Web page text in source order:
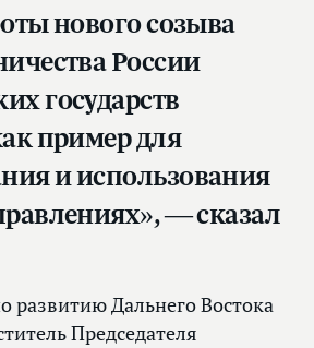
нового созыва
России
государств
пример для
и использования
— сказал
развитию Дальнего Востока
Председателя